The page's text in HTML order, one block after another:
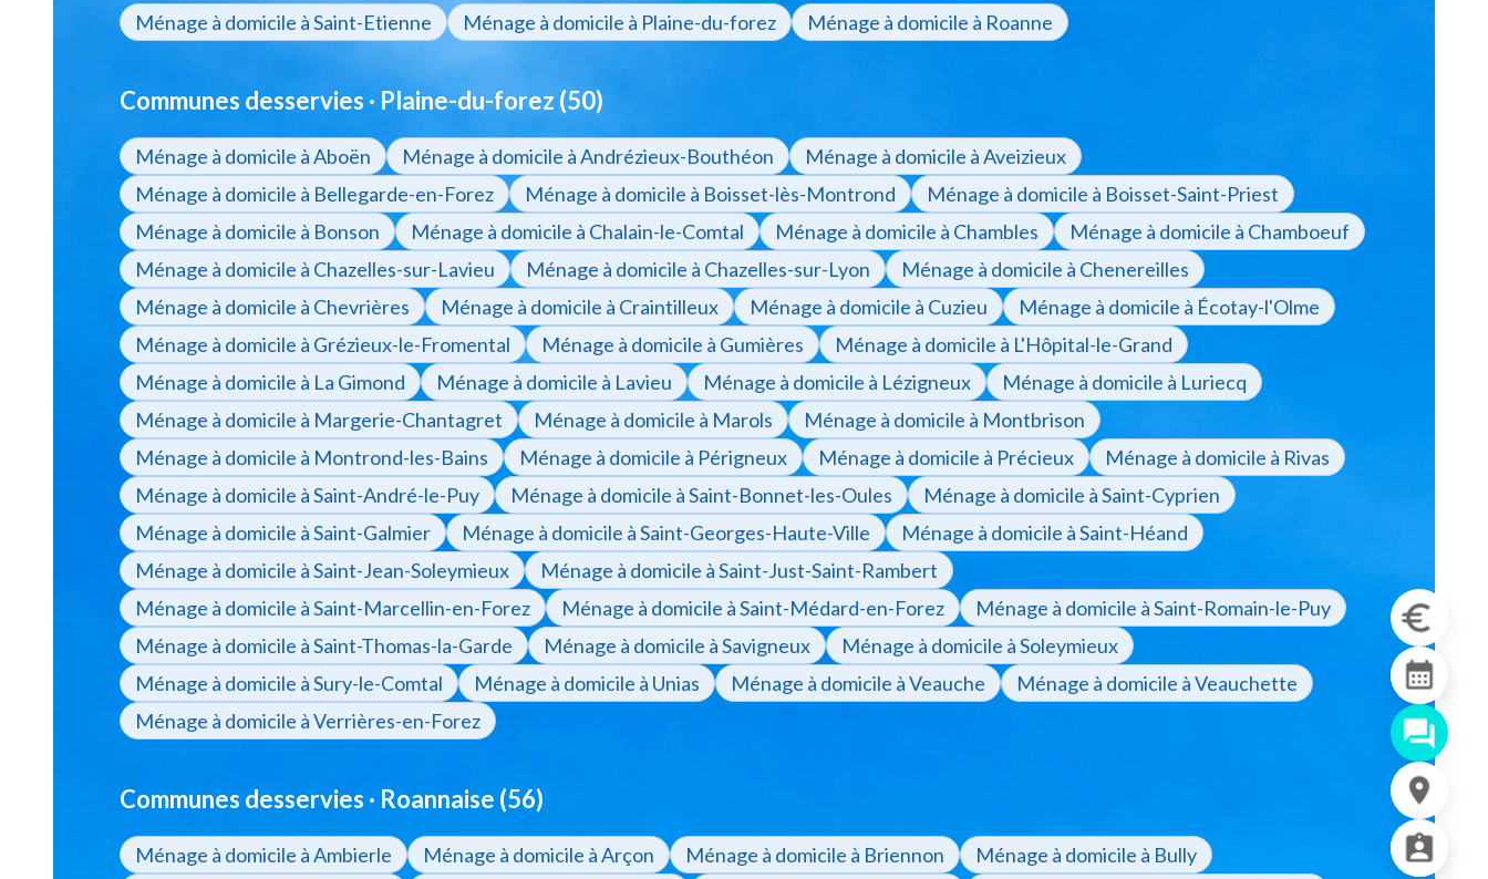
Ménage à domicile à Saint-Etienne Ménage à domicile à Plaine-du-forez Ménage à domicile à Roanne
Communes desservies · Plaine-du-forez (50)
Ménage à domicile à Aboën Ménage à domicile à Andrézieux-Bouthéon
Ménage à domicile à Aveizieux
Ménage à domicile à Bellegarde-en-Forez
Ménage à domicile à Boisset-lès-Montrond
Ménage à domicile à Boisset-Saint-Priest
Ménage à domicile à Bonson
Ménage à domicile à Chalain-le-Comtal Ménage à domicile à Chambles
Ménage à domicile à Chamboeuf
Ménage à domicile à Chazelles-sur-Lavieu
Ménage à domicile à Chazelles-sur-Lyon
Ménage à domicile à Chenereilles
Ménage à domicile à Chevrières
Ménage à domicile à Craintilleux Ménage à domicile à Cuzieu
Ménage à domicile à Écotay-l'Olme
Ménage à domicile à Grézieux-le-Fromental
Ménage à domicile à Gumières
Ménage à domicile à L'Hôpital-le-Grand
Ménage à domicile à La Gimond
Ménage à domicile à Lavieu Ménage à domicile à Lézigneux
Ménage à domicile à Luriecq
Ménage à domicile à Margerie-Chantagret
Ménage à domicile à Marols
Ménage à domicile à Montbrison
Ménage à domicile à Montrond-les-Bains
Ménage à domicile à Périgneux Ménage à domicile à Précieux
Ménage à domicile à Rivas
Ménage à domicile à Saint-André-le-Puy
Ménage à domicile à Saint-Bonnet-les-Oules
Ménage à domicile à Saint-Cyprien
Ménage à domicile à Saint-Galmier
Ménage à domicile à Saint-Georges-Haute-Ville
Ménage à domicile à Saint-Héand
Ménage à domicile à Saint-Jean-Soleymieux
Ménage à domicile à Saint-Just-Saint-Rambert
Ménage à domicile à Saint-Marcellin-en-Forez
Ménage à domicile à Saint-Médard-en-Forez
Ménage à domicile à Saint-Romain-le-Puy
Ménage à domicile à Saint-Thomas-la-Garde
Ménage à domicile à Savigneux
Ménage à domicile à Soleymieux
Ménage à domicile à Sury-le-Comtal
Ménage à domicile à Unias Ménage à domicile à Veauche
Ménage à domicile à Veauchette
Ménage à domicile à Verrières-en-Forez
Communes desservies · Roannaise (56)
Ménage à domicile à Ambierle Ménage à domicile à Arçon Ménage à domicile à Briennon
Ménage à domicile à Bully